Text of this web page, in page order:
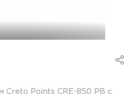
Creto Points CRE-850 PB с